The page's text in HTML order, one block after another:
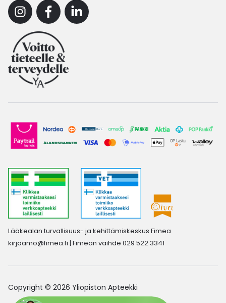
InstagramFacebookLinkedin
Lääkealan turvallisuus- ja kehittämiskeskus Fimea
kirjaamo@fimea.fi | Fimean vaihde 029 522 3341
Copyright © 2026 Yliopiston Apteekki